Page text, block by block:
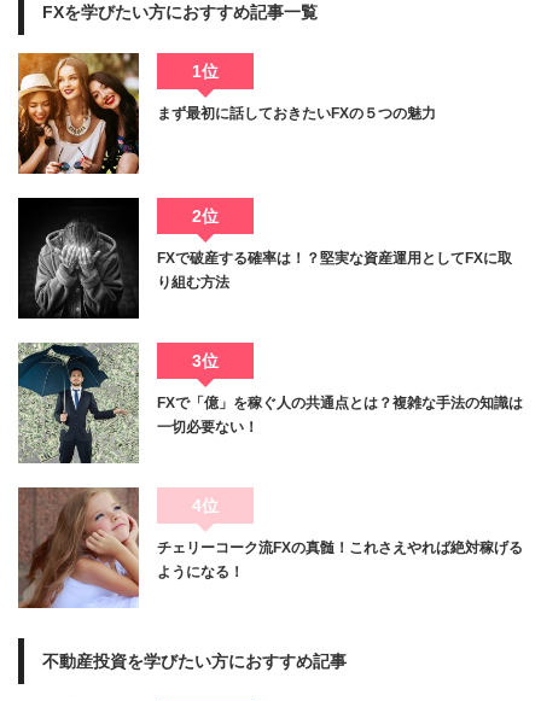
FXを学びたい方におすすめ記事一覧
1位
まず最初に話しておきたいFXの５つの魅力
2位
FXで破産する確率は！？堅実な資産運用としてFXに取
り組む方法
3位
FXで「億」を稼ぐ人の共通点とは？複雑な手法の知識は
一切必要ない！
4位
チェリーコーク流FXの真髄！これさえやれば絶対稼げる
ようになる！
不動産投資を学びたい方におすすめ記事